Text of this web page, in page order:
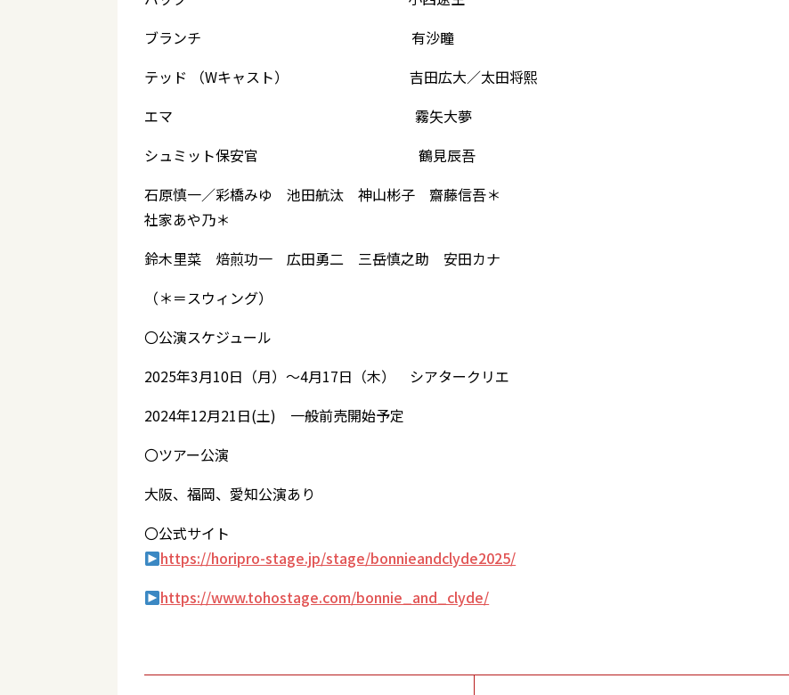
ブランチ 有沙瞳
テッド （Wキャスト） 吉田広大／太田将熙
エマ 霧矢大夢
シュミット保安官 鶴見辰吾
石原慎一／彩橋みゆ 池田航汰 神山彬子 齋藤信吾＊
社家あや乃＊
鈴木里菜 焙煎功一 広田勇二 三岳慎之助 安田カナ
（＊＝スウィング）
〇公演スケジュール
2025年3月10日（月）～4月17日（木） シアタークリエ
2024年12月21日(土) 一般前売開始予定
〇ツアー公演
大阪、福岡、愛知公演あり
〇公式サイト
https://horipro-stage.jp/stage/bonnieandclyde2025/
https://www.tohostage.com/bonnie_and_clyde/